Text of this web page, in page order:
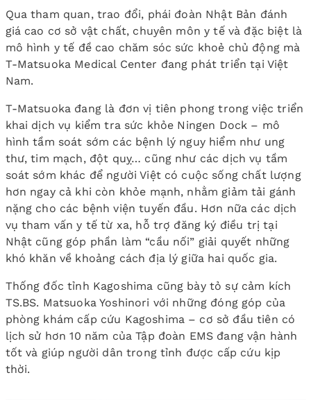
Qua tham quan, trao đổi, phái đoàn Nhật Bản đánh
giá cao cơ sở vật chất, chuyên môn y tế và đặc biệt là
mô hình y tế đề cao chăm sóc sức khoẻ chủ động mà
T-Matsuoka Medical Center đang phát triển tại Việt
Nam.
T-Matsuoka đang là đơn vị tiên phong trong việc triển
khai dịch vụ kiểm tra sức khỏe Ningen Dock – mô
hình tầm soát sớm các bệnh lý nguy hiểm như ung
thư, tim mạch, đột quỵ… cũng như các dịch vụ tầm
soát sớm khác để người Việt có cuộc sống chất lượng
hơn ngay cả khi còn khỏe mạnh, nhằm giảm tải gánh
nặng cho các bệnh viện tuyến đầu. Hơn nữa các dịch
vụ tham vấn y tế từ xa, hỗ trợ đăng ký điều trị tại
Nhật cũng góp phần làm “cầu nối” giải quyết những
khó khăn về khoảng cách địa lý giữa hai quốc gia.
Thống đốc tỉnh Kagoshima cũng bày tỏ sự cảm kích
TS.BS. Matsuoka Yoshinori với những đóng góp của
phòng khám cấp cứu Kagoshima – cơ sở đầu tiên có
lịch sử hơn 10 năm của Tập đoàn EMS đang vận hành
tốt và giúp người dân trong tỉnh được cấp cứu kịp
thời.